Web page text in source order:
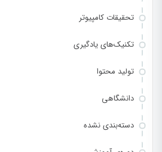
تحقیقات کامپیوتر
تکنیک‌های یادگیری
تولید محتوا
دانشگاهی
دسته‌بندی نشده